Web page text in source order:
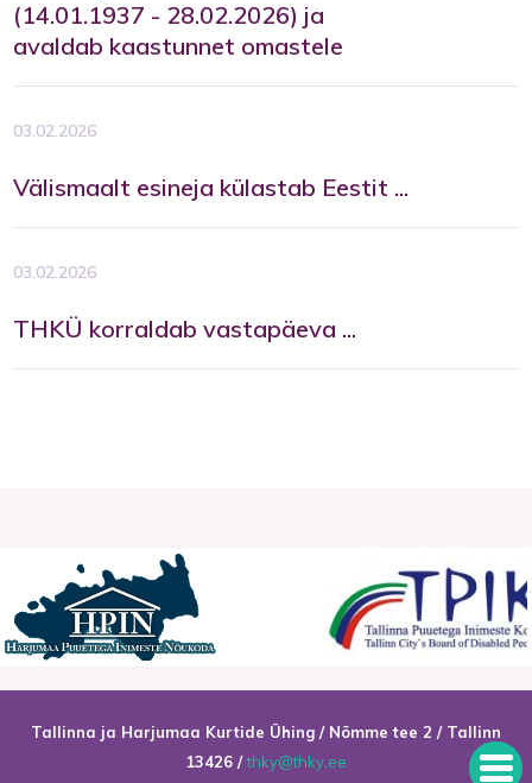
(14.01.1937 - 28.02.2026) ja
avaldab kaastunnet omastele
03.02.2026
Välismaalt esineja külastab Eestit ...
03.02.2026
THKÜ korraldab vastapäeva ...
Tallinna ja Harjumaa Kurtide Ühing / Nõmme tee 2 / Tallinn
13426 /thky@thky.ee